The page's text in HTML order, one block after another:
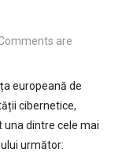
are
europeană de
cibernetice,
dintre cele mai
următor: